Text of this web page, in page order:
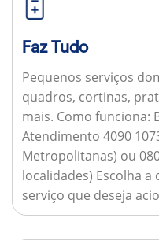
Faz Tudo
Pequenos serviços
quadros, cortinas,
mais. Como funciona:
Atendimento 4090
Metropolitanas) ou
localidades) Escolha a
serviço que deseja